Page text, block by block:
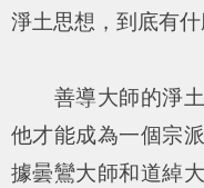
淨土思想，到底有什
善導大師的淨土
他才能成為一個宗
據曇鸞大師和道綽